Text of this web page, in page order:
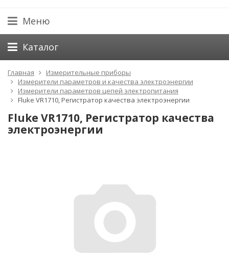
Меню
Каталог
Главная
Измерительные приборы
Измерители параметров и качества электроэнергии
Измерители параметров цепей электропитания
Fluke VR1710, Регистратор качества электроэнергии
Fluke VR1710, Регистратор качества
электроэнергии